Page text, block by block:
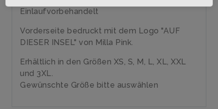
Einlaufvorbehandelt
Vorderseite bedruckt mit dem Logo "AUF
DIESER INSEL" von Milla Pink.
Erhältlich in den Größen XS, S, M, L, XL, XXL
und 3XL.
Gewünschte Größe bitte auswählen